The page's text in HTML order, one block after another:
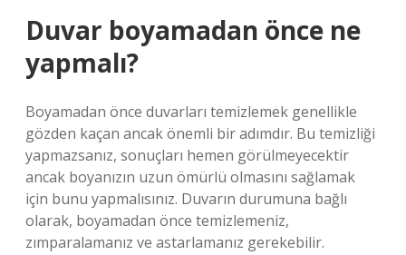
Duvar boyamadan önce ne
yapmalı?
Boyamadan önce duvarları temizlemek genellikle
gözden kaçan ancak önemli bir adımdır. Bu temizliği
yapmazsanız, sonuçları hemen görülmeyecektir
ancak boyanızın uzun ömürlü olmasını sağlamak
için bunu yapmalısınız. Duvarın durumuna bağlı
olarak, boyamadan önce temizlemeniz,
zımparalamanız ve astarlamanız gerekebilir.